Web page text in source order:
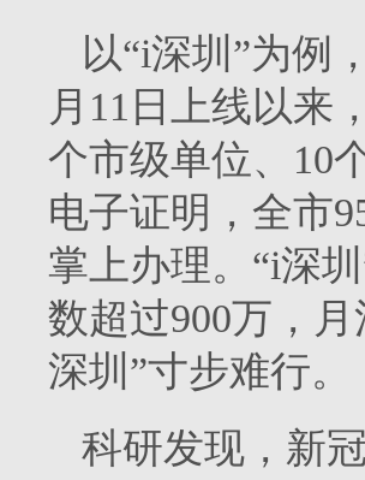
以“i深圳”为例
月11日上线以来
个市级单位、10
电子证明，全市
掌上办理。“i深
数超过900万，
深圳”寸步难行。
科研发现，新